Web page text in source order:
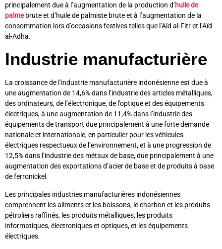
principalement due à l’augmentation de la production d’huile de
palmebrute et d’huile de palmiste brute et à l’augmentation de la
consommation lors d’occasions festives telles que l’Aïd al-Fitr et l’Aïd
al-Adha.
Industrie manufacturière
La croissance de l’industrie manufacturière indonésienne est due à
une augmentation de 14,6% dans l’industrie des articles métalliques,
des ordinateurs, de l’électronique, de l’optique et des équipements
électriques, à une augmentation de 11,4% dans l’industrie des
équipements de transport due principalement à une forte demande
nationale et internationale, en particulier pour les véhicules
électriques respectueux de l’environnement, et à une progression de
12,5% dans l’industrie des métaux de base, due principalement à une
augmentation des exportations d’acier de base et de produits à base
de ferronickel.
Les principales industries manufacturières indonésiennes
comprennent les aliments et les boissons, le charbon et les produits
pétroliers raffinés, les produits métalliques, les produits
informatiques, électroniques et optiques, et les équipements
électriques.